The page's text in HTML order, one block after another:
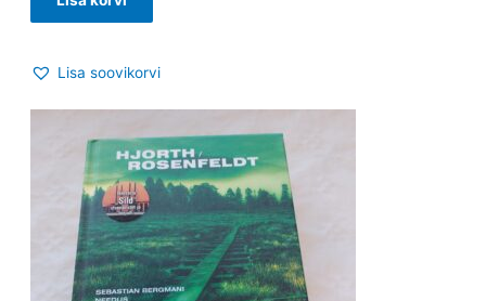
Lisa soovikorvi